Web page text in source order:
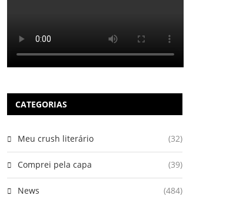
CATEGORIAS
Meu crush literário (32)
Comprei pela capa (39)
News (484)